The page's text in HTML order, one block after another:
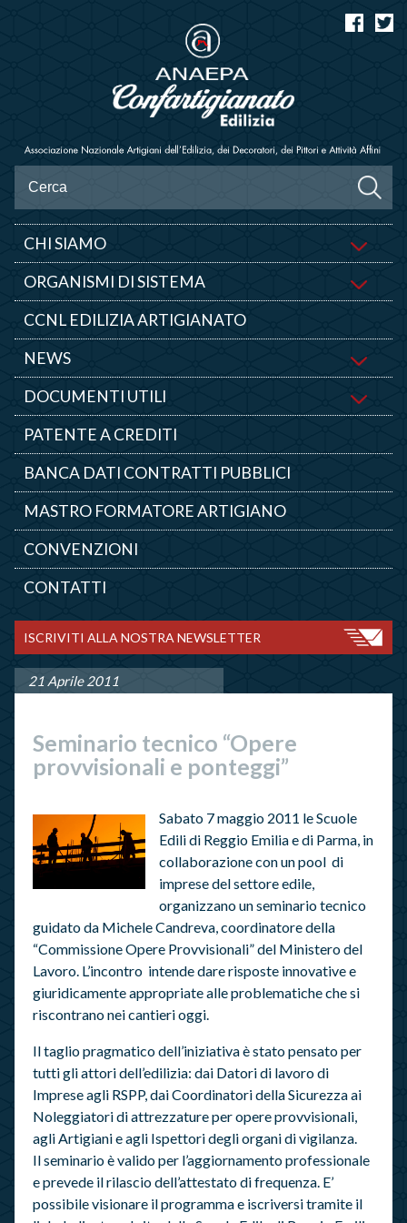
CHI SIAMO
ORGANISMI DI SISTEMA
CCNL EDILIZIA ARTIGIANATO
NEWS
DOCUMENTI UTILI
PATENTE A CREDITI
BANCA DATI CONTRATTI PUBBLICI
MASTRO FORMATORE ARTIGIANO
CONVENZIONI
CONTATTI
ISCRIVITI ALLA NOSTRA NEWSLETTER
21 Aprile 2011
Seminario tecnico “Opere
provvisionali e ponteggi”
Sabato 7 maggio 2011 le Scuole
Edili di Reggio Emilia e di Parma, in
collaborazione con un pool di
imprese del settore edile,
organizzano un seminario tecnico
guidato da Michele Candreva, coordinatore della
“Commissione Opere Provvisionali” del Ministero del
Lavoro. L’incontro intende dare risposte innovative e
giuridicamente appropriate alle problematiche che si
riscontrano nei cantieri oggi.
Il taglio pragmatico dell’iniziativa è stato pensato per
tutti gli attori dell’edilizia: dai Datori di lavoro di
Imprese agli RSPP, dai Coordinatori della Sicurezza ai
Noleggiatori di attrezzature per opere provvisionali,
agli Artigiani e agli Ispettori degli organi di vigilanza.
Il seminario è valido per l’aggiornamento professionale
e prevede il rilascio dell’attestato di frequenza. E’
possibile visionare il programma e iscriversi tramite il